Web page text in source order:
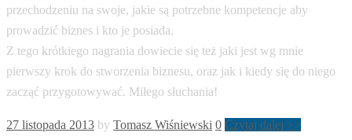
przechodzeniu na swoje, jakie są potrzebne kompetencje aby
prowadzić biznes i kto je posiada.
Z tego krótkiego nagrania dowiecie się też jaki jest wg mnie
pierwszy krok do stworzenia biznesu, oraz jak i kiedy się do niego
zacząć przygotowywać. Miłego słuchania!
27 listopada 2013 by Tomasz Wiśniewski 0 Czytaj dalej >>